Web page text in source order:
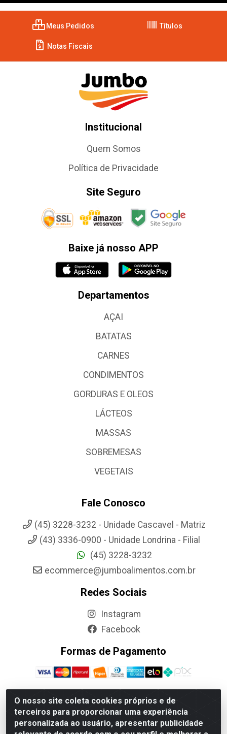
O nosso site coleta cookies próprios e de
terceiros para proporcionar uma experiência
personalizada ao usuário, apresentar publicidade
Meus Pedidos Títulos
Notas Fiscais
Institucional
Quem Somos
Política de Privacidade
Site Seguro
Baixe já nosso APP
Departamentos
AÇAI
BATATAS
CARNES
CONDIMENTOS
GORDURAS E OLEOS
LÁCTEOS
MASSAS
SOBREMESAS
VEGETAIS
Fale Conosco
(45) 3228-3232 - Unidade Cascavel - Matriz
(43) 3336-0900 - Unidade Londrina - Filial
(45) 3228-3232
ecommerce@jumboalimentos.com.br
Redes Sociais
Instagram
Facebook
Formas de Pagamento
Jumbo Alimentos Cascavel - Matriz - Rua Itatiba Do Sul, 161 -
Santos Dumont, Cascavel-PR - CEP 85804-700- CNPJ